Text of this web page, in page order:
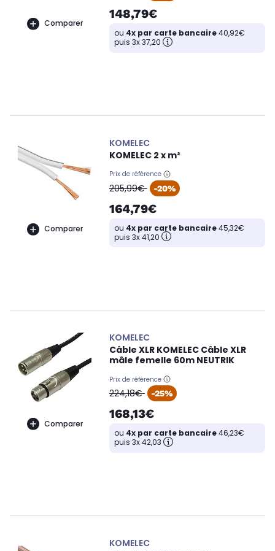
Comparer
148,79€
ou 4x par carte bancaire40,92€
puis 3x 37,20
Comparer
KOMELEC
KOMELEC 2 x m²
Prix de référence
oldPrice
205,99€ -20%
164,79€
ou 4x par carte bancaire45,32€
puis 3x 41,20
Comparer
KOMELEC
Câble XLR KOMELEC Câble XLR
mâle femelle 60m NEUTRIK
Prix de référence
oldPrice
224,18€ -25%
168,13€
ou 4x par carte bancaire46,23€
puis 3x 42,03
KOMELEC